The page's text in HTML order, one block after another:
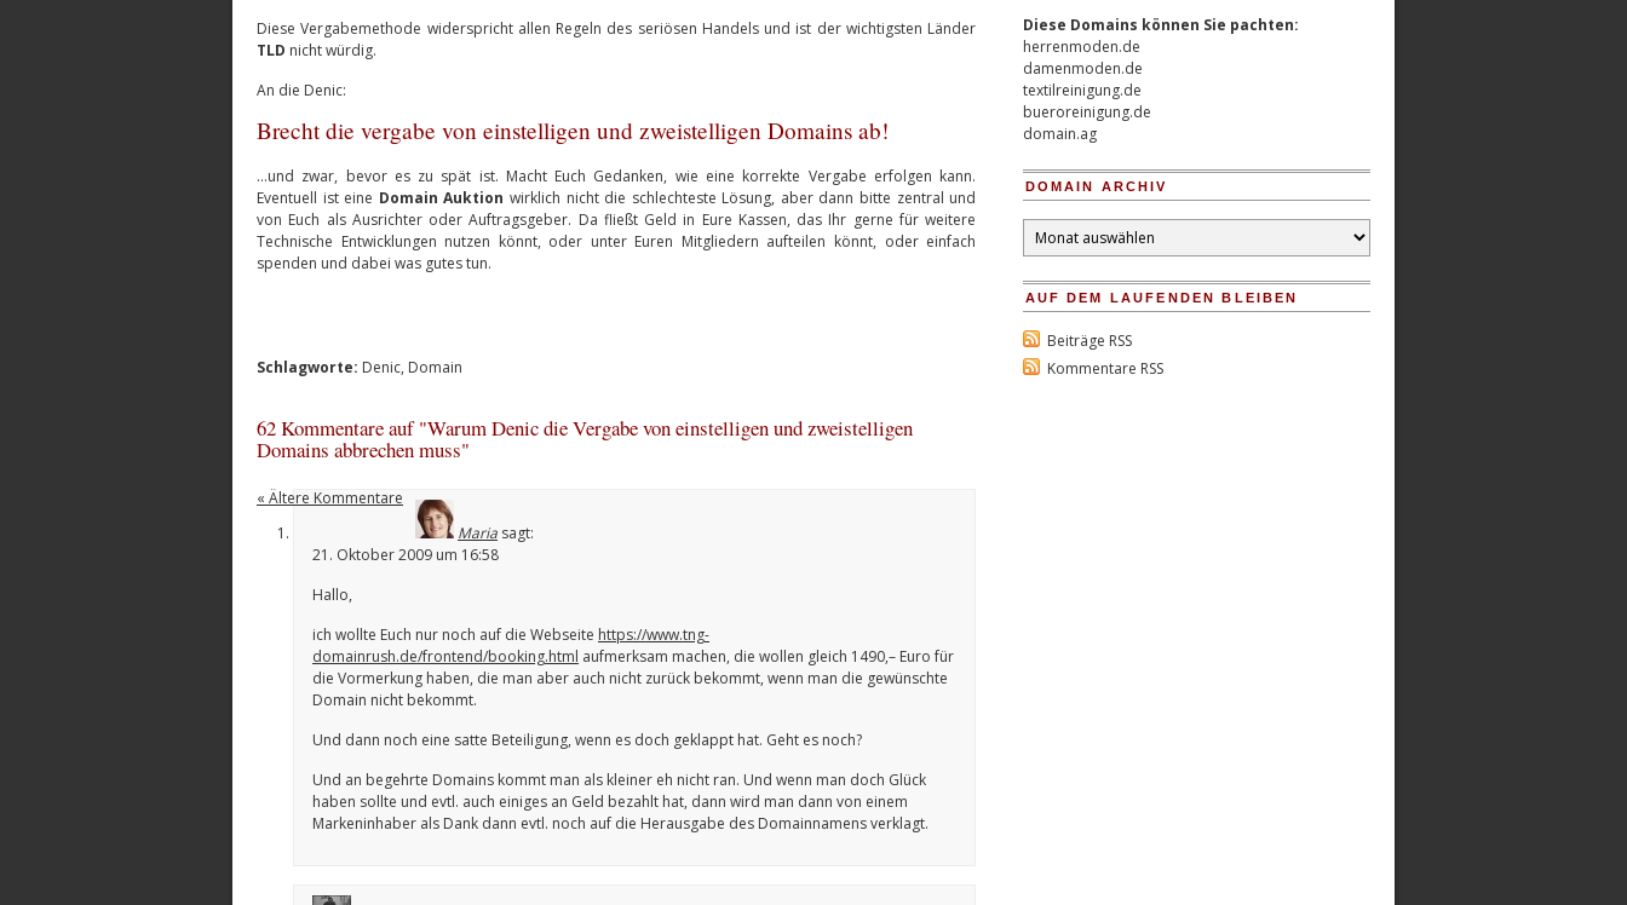
Diese Vergabemethode widerspricht allen Regeln des seriösen Handels und ist der wichtigsten Länder
TLD nicht würdig.
An die Denic:
Brecht die vergabe von einstelligen und zweistelligen Domains ab!
…und zwar, bevor es zu spät ist. Macht Euch Gedanken, wie eine korrekte Vergabe erfolgen kann.
Eventuell ist eine Domain Auktion wirklich nicht die schlechteste Lösung, aber dann bitte zentral und
von Euch als Ausrichter oder Auftragsgeber. Da fließt Geld in Eure Kassen, das Ihr gerne für weitere
Technische Entwicklungen nutzen könnt, oder unter Euren Mitgliedern aufteilen könnt, oder einfach
spenden und dabei was gutes tun.
Schlagworte: Denic, Domain
62 Kommentare auf "Warum Denic die Vergabe von einstelligen und zweistelligen
Domains abbrechen muss"
« Ältere Kommentare
Maria sagt:
21. Oktober 2009 um 16:58
Hallo,
ich wollte Euch nur noch auf die Webseite https://www.tng-
domainrush.de/frontend/booking.html aufmerksam machen, die wollen gleich 1490,– Euro für
die Vormerkung haben, die man aber auch nicht zurück bekommt, wenn man die gewünschte
Domain nicht bekommt.
Und dann noch eine satte Beteiligung, wenn es doch geklappt hat. Geht es noch?
Und an begehrte Domains kommt man als kleiner eh nicht ran. Und wenn man doch Glück
haben sollte und evtl. auch einiges an Geld bezahlt hat, dann wird man dann von einem
Markeninhaber als Dank dann evtl. noch auf die Herausgabe des Domainnamens verklagt.
Diese Domains können Sie pachten:
herrenmoden.de
damenmoden.de
textilreinigung.de
bueroreinigung.de
domain.ag
DOMAIN ARCHIV
Domain
Archiv
AUF DEM LAUFENDEN BLEIBEN
Beiträge RSS
Kommentare RSS